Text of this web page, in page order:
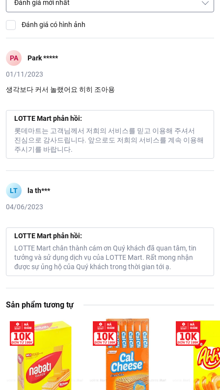
Đánh giá mới nhất
Đánh giá có hình ảnh
PA Park *****
01/11/2023
생각보다 커서 놀랬어요 히히 조아용
LOTTE Mart phản hồi:
롯데마트는 고객님께서 저희의 서비스를 믿고 이용해 주셔서
진심으로 감사드립니다. 앞으로도 저희의 서비스를 계속 이용해
주시기를 바랍니다.
LT la th***
04/06/2023
LOTTE Mart phản hồi:
LOTTE Mart chân thành cám ơn Quý khách đã quan tâm, tin
tưởng và sử dụng dịch vụ của LOTTE Mart. Rất mong nhận
được sự ủng hộ của Quý khách trong thời gian tới ạ.
Sản phẩm tương tự